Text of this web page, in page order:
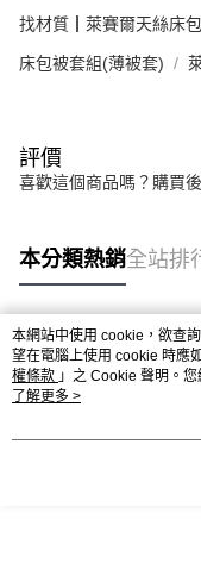
找材質┃萊賽爾天絲床
床包被套組(薄被套)
評價
喜歡這個商品嗎？購買
本分類熱銷全站排
熱門標籤
本網站中使用 cookie，欲查
望在電腦上使用 cookie 時應
權條款 」之 Cookie 聲明。
用條款之 Cookie 聲明使用
了解更多 >